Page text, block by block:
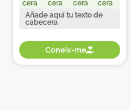
cera
cera
cera
cera
Añade aquí tu texto de
cabecera
Coneix-me